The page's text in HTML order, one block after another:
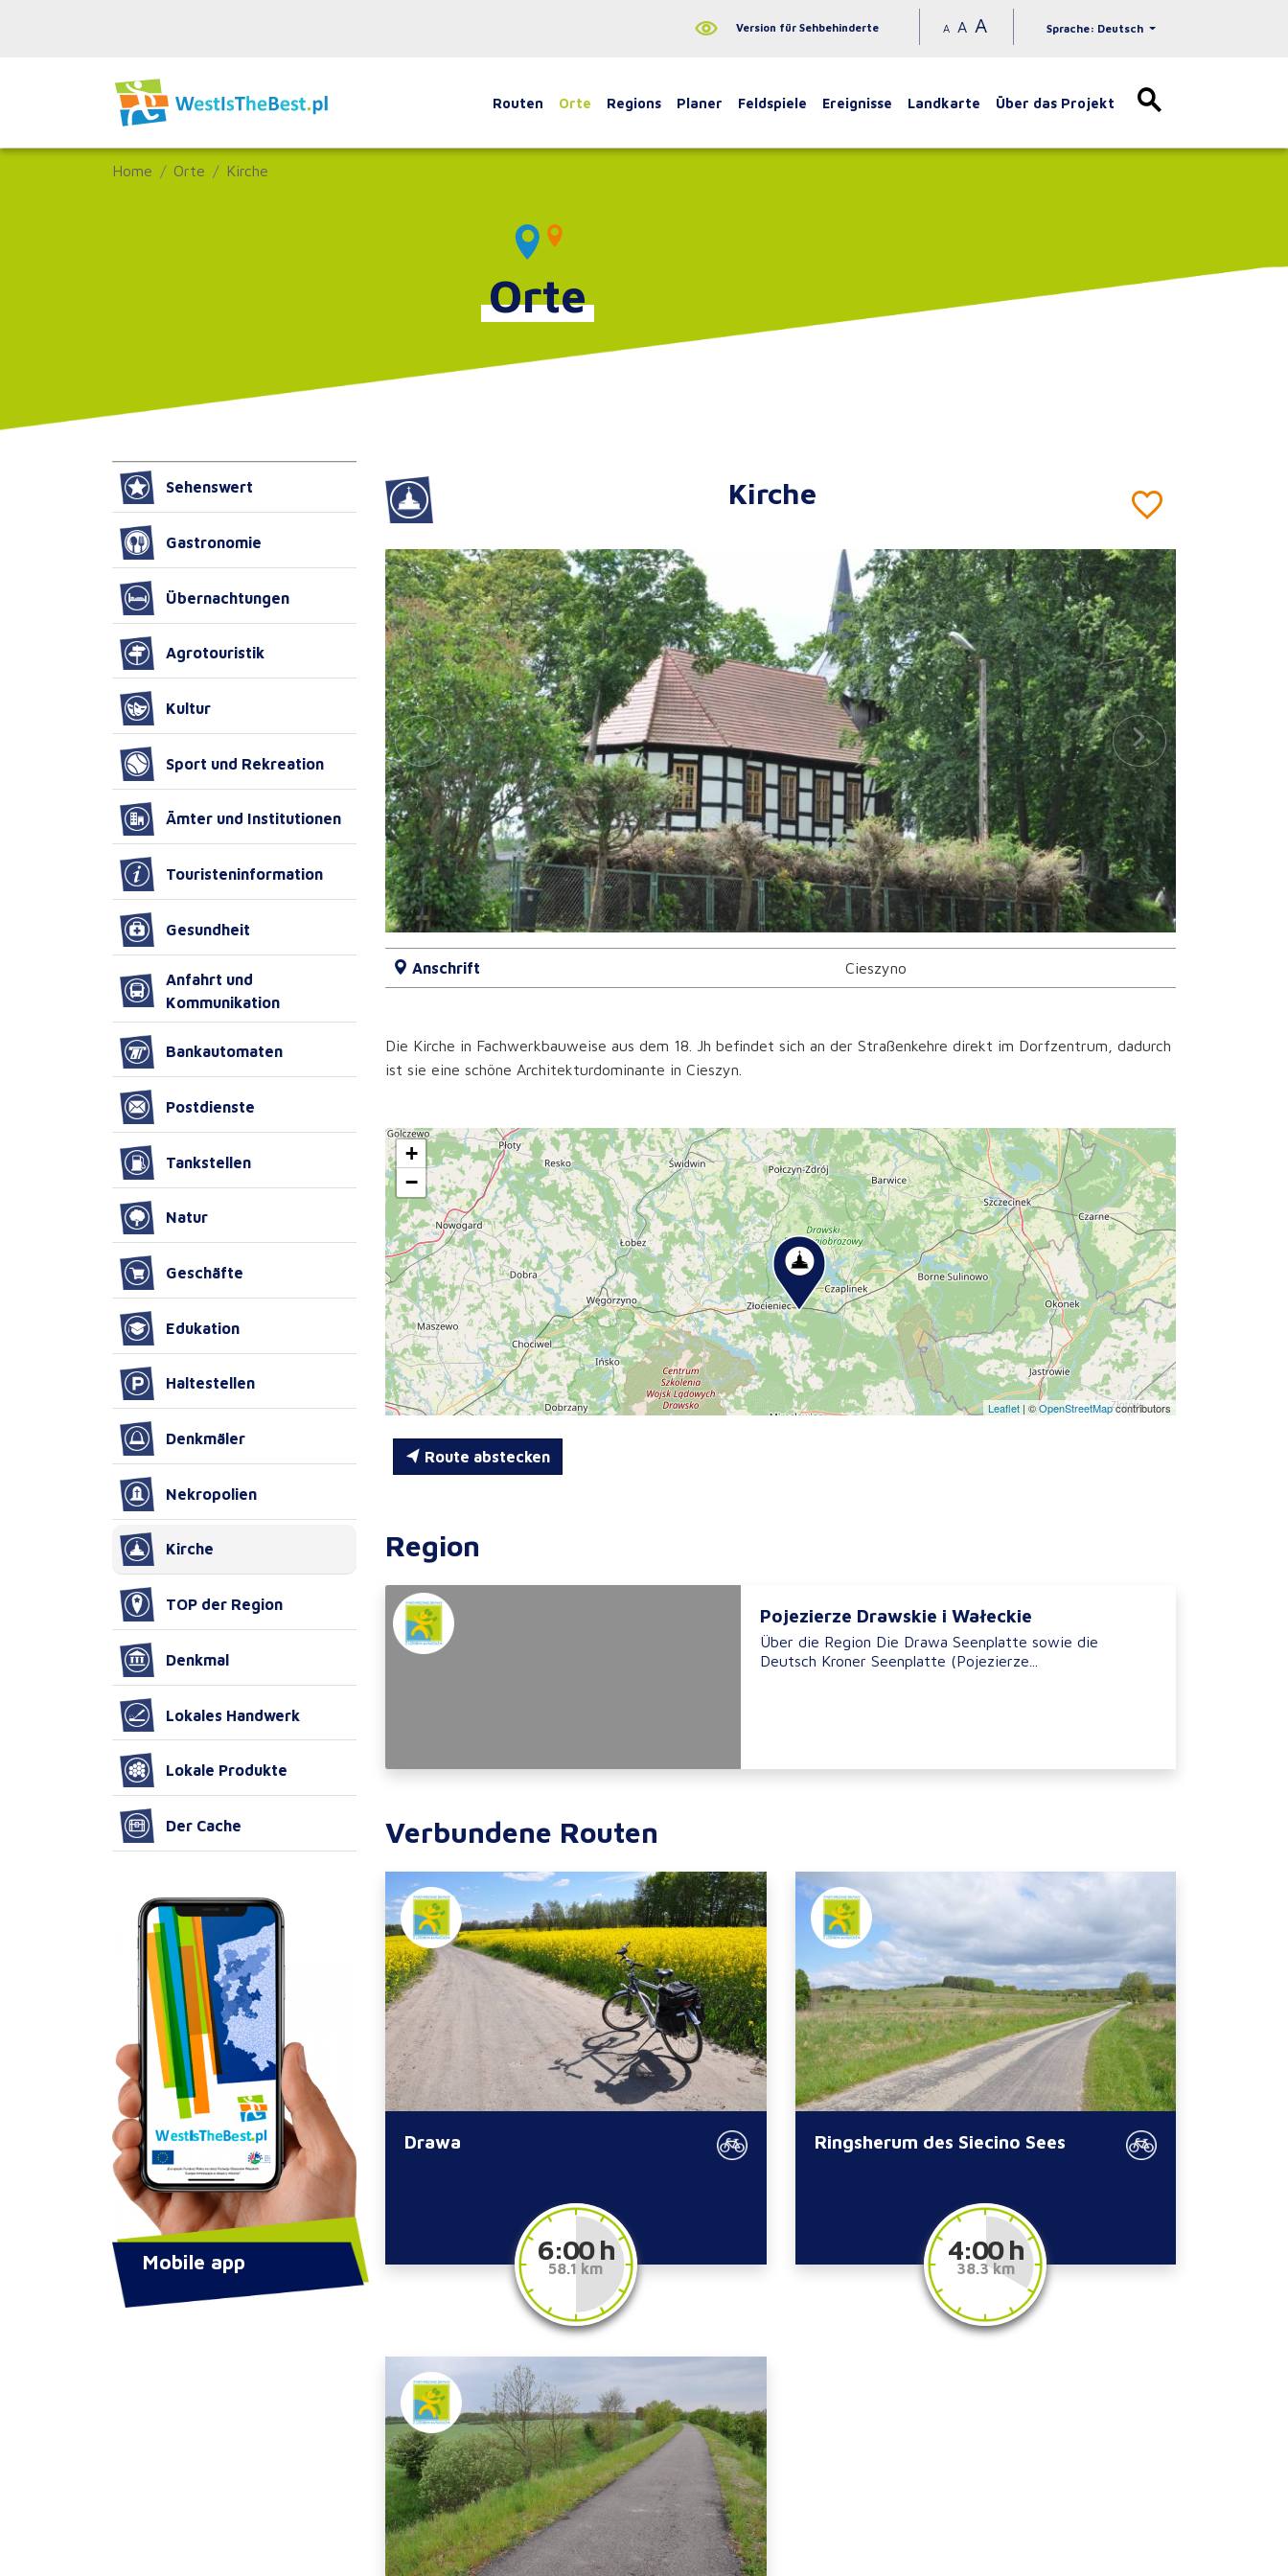
Version für Sehbehinderte A A A Sprache: Deutsch
Routen Orte Regions Planer Feldspiele Ereignisse Landkarte Über das Projekt
Home Orte Kirche
Orte
Kirche
Anschrift Cieszyno
Die Kirche in Fachwerkbauweise aus dem 18. Jh befindet sich an der Straßenkehre direkt im Dorfzentrum, dadurch
ist sie eine schöne Architekturdominante in Cieszyn.
+
−
Leaflet | ©OpenStreetMapcontributors
Route abstecken
Region
Pojezierze Drawskie i Wałeckie
Über die Region Die Drawa Seenplatte sowie die
Deutsch Kroner Seenplatte (Pojezierze...
Verbundene Routen
Drawa
6:00 h
58.1 km
Ringsherum des Siecino Sees
4:00 h
38.3 km
Sehenswert
Gastronomie
Übernachtungen
Agrotouristik
Kultur
Sport und Rekreation
Ämter und Institutionen
Touristeninformation
Gesundheit
Anfahrt und
Kommunikation
Bankautomaten
Postdienste
Tankstellen
Natur
Geschäfte
Edukation
Haltestellen
Denkmäler
Nekropolien
Kirche
TOP der Region
Denkmal
Lokales Handwerk
Lokale Produkte
Der Cache
Mobile app